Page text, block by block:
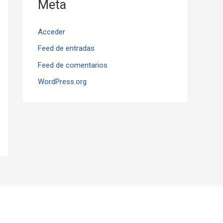
Meta
Acceder
Feed de entradas
Feed de comentarios
WordPress.org